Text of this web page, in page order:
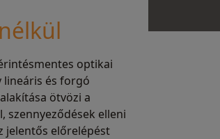
optikai
és forgó
ötvözi a
szennyeződések elleni
jelentős előrelépést